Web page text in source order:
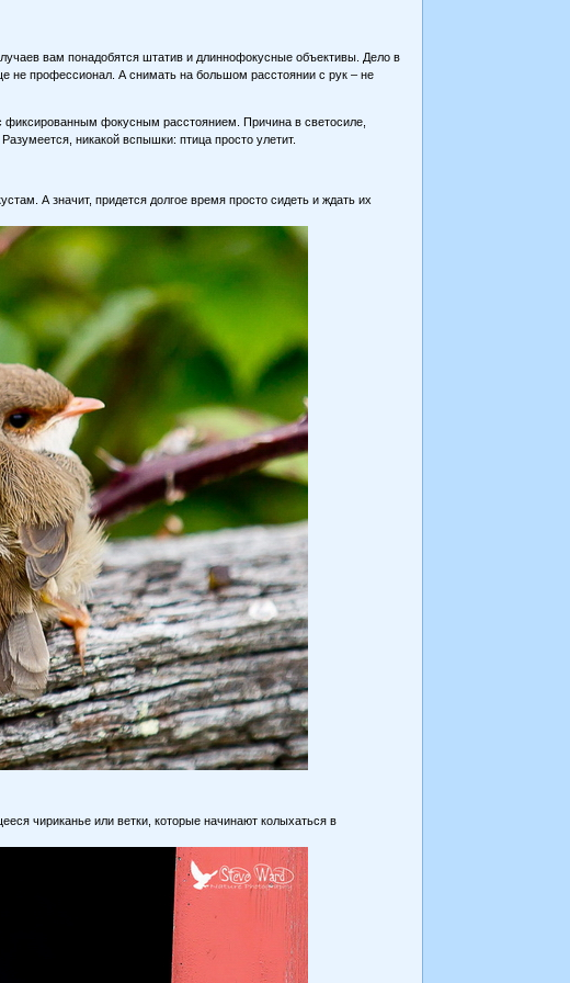
вам понадобятся штатив и длиннофокусные объективы. Дело в
не профессионал. А снимать на большом расстоянии с рук – не
фокусным расстоянием. Причина в светосиле,
никакой вспышки: птица просто улетит.
А значит, придется долгое время просто сидеть и ждать их
чириканье или ветки, которые начинают колыхаться в